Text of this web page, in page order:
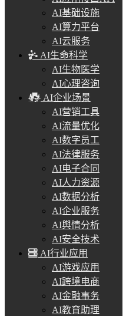
AI基础设施
AI算力平台
AI云服务
AI生命科学
AI生物医学
AI心理咨询
AI企业场景
AI营销工具
AI流量优化
AI数字员工
AI法律服务
AI电子合同
AI人力资源
AI数据分析
AI企业服务
AI舆情分析
AI安全技术
AI行业应用
AI游戏应用
AI跨境电商
AI金融事务
AI教育助理